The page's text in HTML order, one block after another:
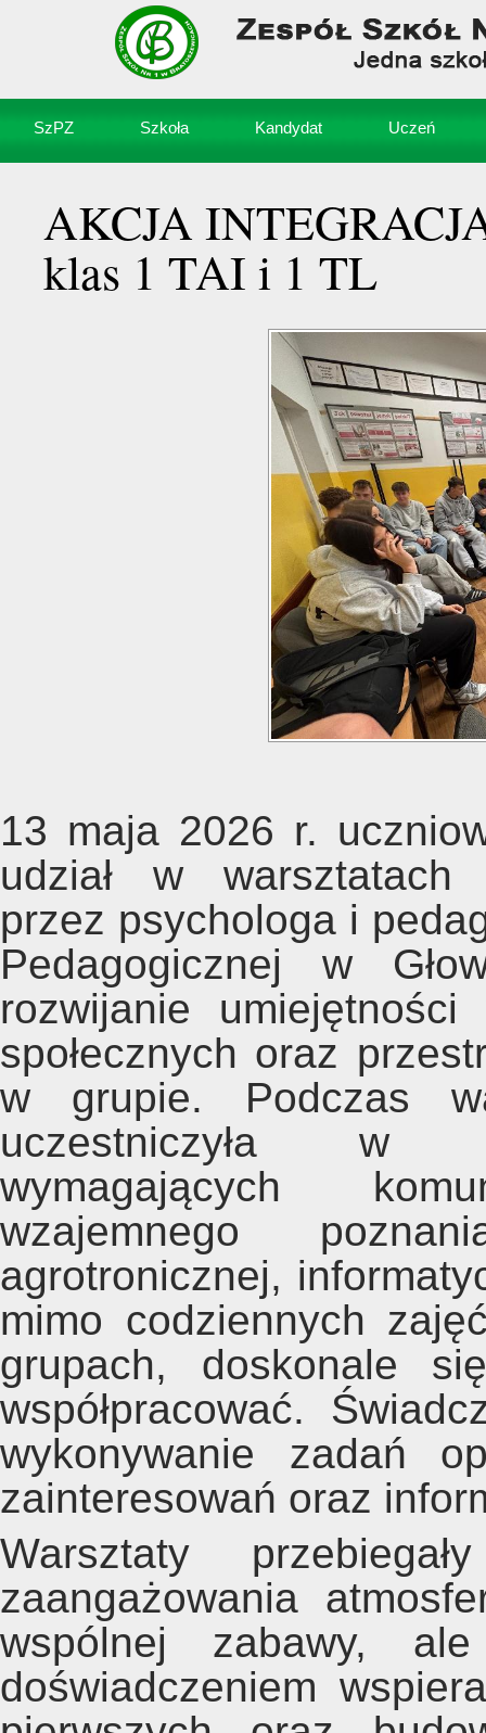
SzPZ Szkoła Kandydat Uczeń
AKCJA
klas 1 TAI i 1 TL
13 maja 2026 r.
udział w warsztatach
przez psychologa i
Pedagogicznej w
rozwijanie umiejętności
społecznych oraz
w grupie. Podczas
uczestniczyła w
wymagających
wzajemnego
agrotronicznej,
mimo codziennych
grupach, doskonale
współpracować.
wykonywanie zadań
zainteresowań oraz
Warsztaty
zaangażowania
wspólnej zabawy,
doświadczeniem